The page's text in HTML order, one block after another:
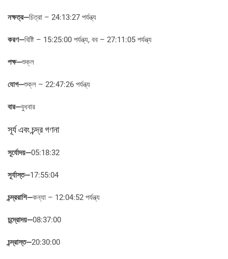
নক্ষত্র—চিত্রা – 24:13:27 পর্যন্ত্য
করণ—বিষ্টি – 15:25:00 পর্যন্ত্য, বব – 27:11:05 পর্যন্ত্য
পক্ষ—শুক্ল
যোগ—শুক্ল – 22:47:26 পর্যন্ত্য
বার—বুধবার
সূর্য এবং চন্দ্র গণনা
সূর্যোদয়—05:18:32
সূর্যাস্ত—17:55:04
চন্দ্ররাশি—কন্যা – 12:04:52 পর্যন্ত্য
চন্দ্রোদয়—08:37:00
চন্দ্রাস্ত—20:30:00